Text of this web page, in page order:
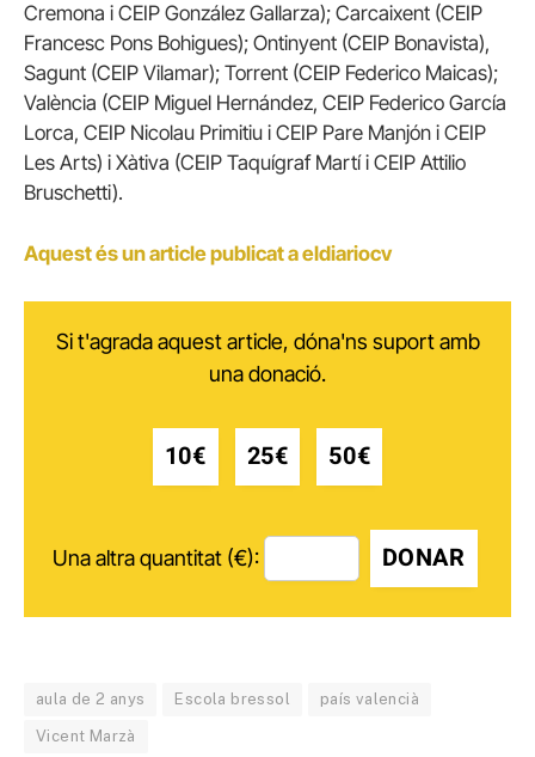
Cremona i CEIP González Gallarza); Carcaixent (CEIP
Francesc Pons Bohigues); Ontinyent (CEIP Bonavista),
Sagunt (CEIP Vilamar); Torrent (CEIP Federico Maicas);
València (CEIP Miguel Hernández, CEIP Federico García
Lorca, CEIP Nicolau Primitiu i CEIP Pare Manjón i CEIP
Les Arts) i Xàtiva (CEIP Taquígraf Martí i CEIP Attilio
Bruschetti).
Aquest és un article publicat a eldiariocv
Si t'agrada aquest article, dóna'ns suport amb
una donació.
10€ 25€ 50€
Una altra quantitat (€): DONAR
aula de 2 anys Escola bressol país valencià
Vicent Marzà